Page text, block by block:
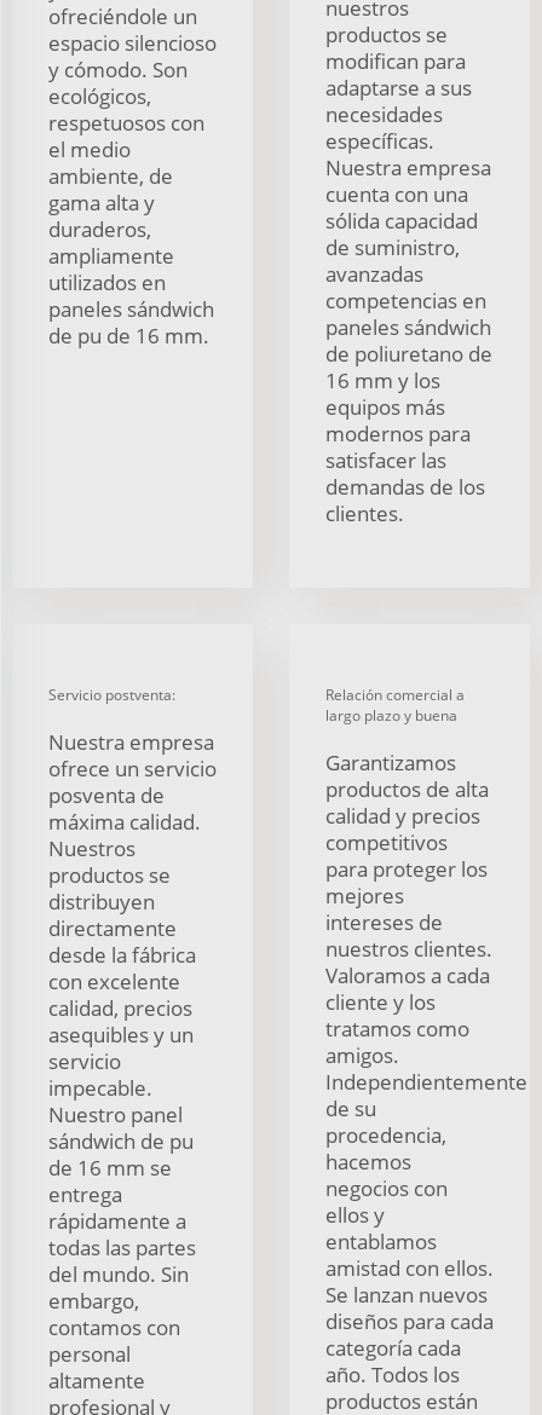
ofreciéndole un
espacio silencioso
y cómodo. Son
ecológicos,
respetuosos con
el medio
ambiente, de
gama alta y
duraderos,
ampliamente
utilizados en
paneles sándwich
de pu de 16 mm.
nuestros
productos se
modifican para
adaptarse a sus
necesidades
específicas.
Nuestra empresa
cuenta con una
sólida capacidad
de suministro,
avanzadas
competencias en
paneles sándwich
de poliuretano de
16 mm y los
equipos más
modernos para
satisfacer las
demandas de los
clientes.
Servicio postventa:
Nuestra empresa
ofrece un servicio
posventa de
máxima calidad.
Nuestros
productos se
distribuyen
directamente
desde la fábrica
con excelente
calidad, precios
asequibles y un
servicio
impecable.
Nuestro panel
sándwich de pu
de 16 mm se
entrega
rápidamente a
todas las partes
del mundo. Sin
embargo,
contamos con
personal
altamente
profesional y
Relación comercial a
largo plazo y buena
Garantizamos
productos de alta
calidad y precios
competitivos
para proteger los
mejores
intereses de
nuestros clientes.
Valoramos a cada
cliente y los
tratamos como
amigos.
Independientemente
de su
procedencia,
hacemos
negocios con
ellos y
entablamos
amistad con ellos.
Se lanzan nuevos
diseños para cada
categoría cada
año. Todos los
productos están